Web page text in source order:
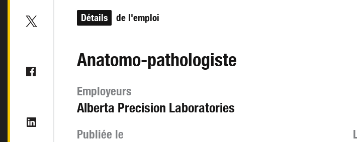
Détails de l'emploi
Anatomo-pathologiste
Employeurs
Alberta Precision Laboratories
Publiée le